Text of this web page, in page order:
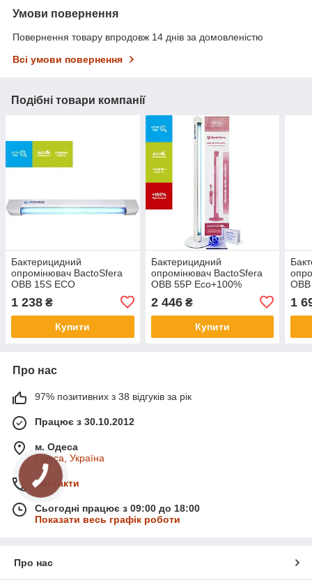
Умови повернення
Повернення товару впродовж 14 днів за домовленістю
Всі умови повернення
Подібні товари компанії
Бактерицидний
опромінювач BactoSfera
OBB 15S ECO
1 238 ₴
Купити
Бактерицидний
опромінювач BactoSfera
OBB 55P Eco+100%
2 446₴
Купити
1
Про нас
97% позитивних з 38 відгуків за рік
Працює з 30.10.2012
м. Одеса
Одеса, Україна
Контакти
Сьогодні працює з 09:00 до 18:00
Показати весь графік роботи
Про нас